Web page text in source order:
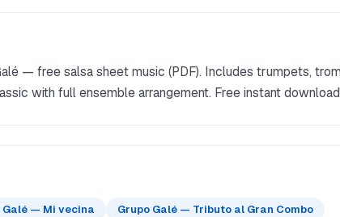
— free salsa sheet music (PDF). Includes trumpets,
with full ensemble arrangement. Free instant
Galé — Mi vecina
Grupo Galé — Tributo al Gran Combo